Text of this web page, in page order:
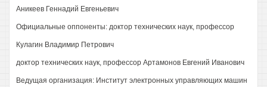
Аникеев Геннадий Евгеньевич
Официальные оппоненты: доктор технических наук, профессор
Кулагин Владимир Петрович
доктор технических наук, профессор Артамонов Евгений Иванович
Ведущая организация: Институт электронных управляющих машин